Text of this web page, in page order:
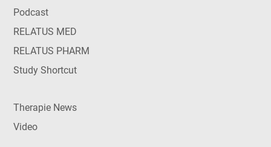
Podcast
RELATUS MED
RELATUS PHARM
Study Shortcut
Therapie News
Video